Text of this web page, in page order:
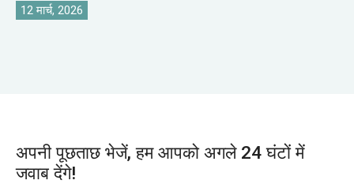
12 मार्च, 2026
अपनी पूछताछ भेजें, हम आपको अगले 24 घंटों में
जवाब देंगे!